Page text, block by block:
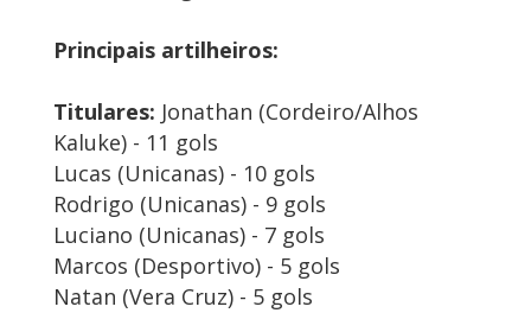
Principais artilheiros:
Titulares: Jonathan (Cordeiro/Alhos
Kaluke) - 11 gols
Lucas (Unicanas) - 10 gols
Rodrigo (Unicanas) - 9 gols
Luciano (Unicanas) - 7 gols
Marcos (Desportivo) - 5 gols
Natan (Vera Cruz) - 5 gols